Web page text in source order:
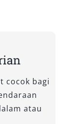
pengguna
kompromi.
G CVT
cocok bagi
atau